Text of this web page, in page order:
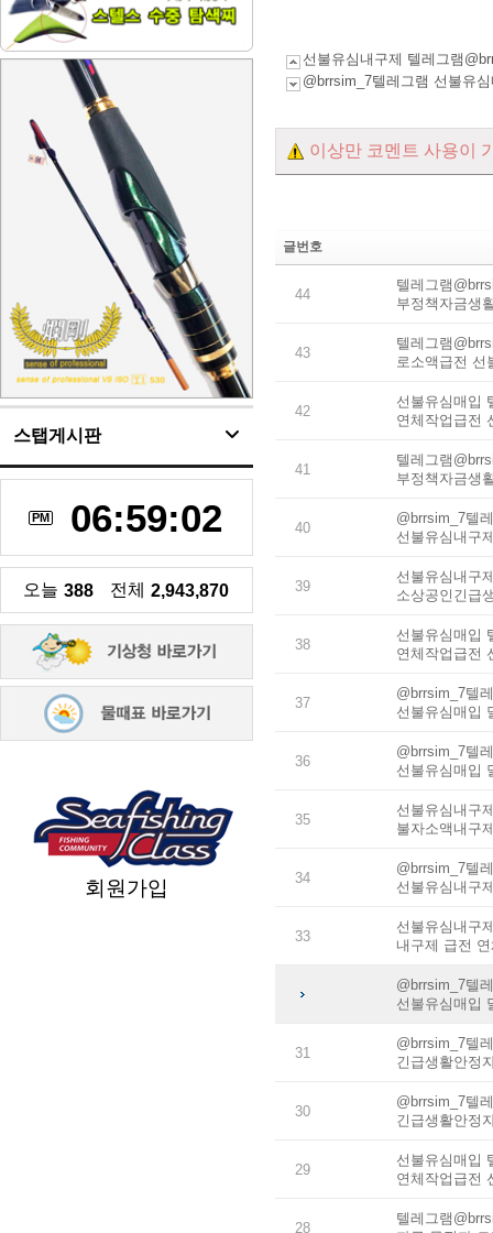
스탭게시판
PM 06:59:03
오늘 388 전체 2,943,870
회원가입
선불유심내구제 텔레그램
@brrsim_7텔레그램 선불유
이상만 코멘트 사용이
글번호
44
텔레그램
부정책자금생
43
텔레그램
로소액급전 선
42
선불유심매입
연체작업급전
41
텔레그램
부정책자금생
40
@brrsim_7텔
선불유심내구
39
선불유심내구
소상공인긴급
38
선불유심매입
연체작업급전
37
@brrsim_7텔
선불유심매입
36
@brrsim_7텔
선불유심매입
35
선불유심내구
불자소액내구
34
@brrsim_7텔
선불유심내구
33
선불유심내구
내구제 급전
@brrsim_7텔
선불유심매입
31
@brrsim_7텔
긴급생활안정
30
@brrsim_7텔
긴급생활안정
29
선불유심매입
연체작업급전
28
텔레그램